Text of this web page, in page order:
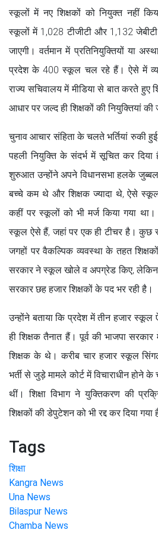
स्कूलों में नए शिक्षकों को नियुक्त नहीं
स्कूलों में 1,028 टीजीटी और 1,132 जेबीटी
जाएगी। वर्तमान में प्रतिनियुक्तियों या
प्रदेश के 400 स्कूल चल रहे हैं। ऐसे में
राज्य सचिवालय में मीडिया से बात करते हुए
आधार पर जल्द ही शिक्षकों की नियुक्तियां की
चुनाव आचार संहिता के चलते भर्तियां रुकी
पहली नियुक्ति के संदर्भ में सूचित कर
शुरुआत उन्होंने अपने विधानसभा हलके
बच्चे कम थे और शिक्षक ज्यादा थे, ऐसे
कहीं पर स्कूलों को भी मर्ज किया गया
स्कूल ऐसे हैं, जहां पर एक ही टीचर है। कुछ
जगहों पर वैकल्पिक व्यवस्था के तहत
सरकार ने स्कूल खोले व अपग्रेड किए, लेकिन
सरकार छह हजार शिक्षकों के पद भर रही है।
उन्होंने बताया कि प्रदेश में तीन हजार
ही शिक्षक तैनात हैं। पूर्व की भाजपा
शिक्षक के थे। करीब चार हजार स्कूल
भर्ती से जुड़े मामले कोर्ट में विचाराधीन होने के
थीं। शिक्षा विभाग ने युक्तिकरण की
शिक्षकों की डेपुटेशन को भी रद्द कर दिया गया
Tags
शिक्षा
Kangra News
Una News
Bilaspur News
Chamba News